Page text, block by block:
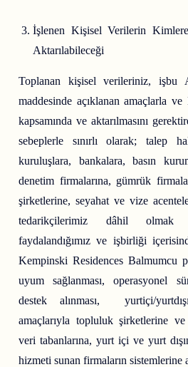
İşlenen Kişisel Verilerin
Aktarılabileceği
Toplanan kişisel verileriniz, işbu
maddesinde açıklanan amaçlarla
kapsamında ve aktarılmasını
sebeplerle sınırlı olarak; talep
kuruluşlara, bankalara, basın
denetim firmalarına, gümrük
şirketlerine, seyahat ve vize
tedarikçilerimiz dâhil olmak
faydalandığımız ve işbirliği
Kempinski Residences Balmumcu
uyum sağlanması, operasyonel
destek alınması, yurtiçi/
amaçlarıyla topluluk şirketlerine
veri tabanlarına, yurt içi ve yurt
hizmeti sunan firmaların sistemlerine